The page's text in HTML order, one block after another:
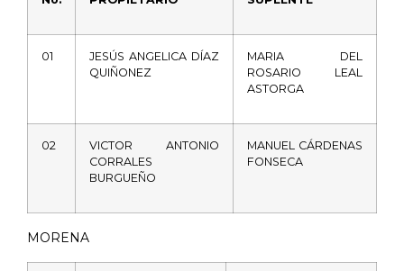
01 JESÚS ANGELICA DÍAZ
QUIÑONEZ
MARIA
DEL
ROSARIO
LEAL
ASTORGA
02 VICTOR
ANTONIO
CORRALES
BURGUEÑO
MANUEL
CÁRDENAS
FONSECA
MORENA